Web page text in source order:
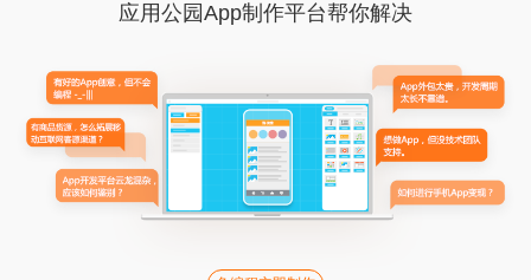
应用公园App制作平台帮你解决